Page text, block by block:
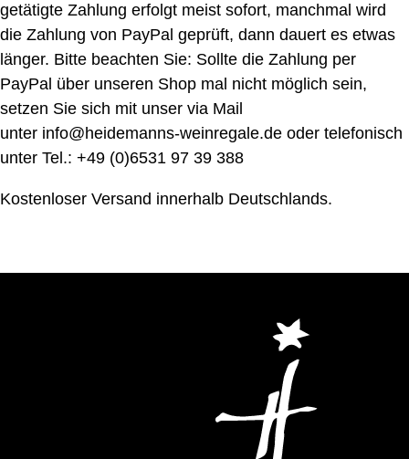
getätigte Zahlung erfolgt meist sofort, manchmal wird
die Zahlung von PayPal geprüft, dann dauert es etwas
länger. Bitte beachten Sie: Sollte die Zahlung per
PayPal über unseren Shop mal nicht möglich sein,
setzen Sie sich mit unser via Mail
unter info@heidemanns-weinregale.de oder telefonisch
unter Tel.: +49 (0)6531 97 39 388
Kostenloser Versand innerhalb Deutschlands.